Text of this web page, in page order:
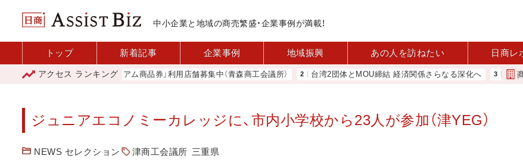
中小企業と地域の商売繁盛・企業事例が満載！
トップ 新着記事 企業事例 地域振興 あの人を訪ねたい 日商レ
アクセス ランキング
「青森市プレミアム商品券」利用店舗募集中（青森商工会議所） 台湾2団体とMOU締結 経済関係さらなる深化へ 中小企業
ジュニアエコノミーカレッジに、市内小学校から23人が参加（津YEG）
NEWS セレクション 津商工会議所 三重県